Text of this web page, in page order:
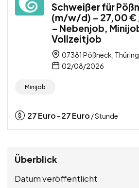
Schweißer für
(m/w/d) – 27,00 €
– Nebenjob,
Vollzeitjob
07381 Pößneck,
02/08/2026
Minijob
27Euro - 27Euro / Stunde
Überblick
Datum veröffentlicht